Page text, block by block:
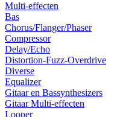
Multi-effecten
Bas
Chorus/Flanger/Phaser
Compressor
Delay/Echo
Distortion-Fuzz-Overdrive
Diverse
Equalizer
Gitaar en Bassynthesizers
Gitaar Multi-effecten
Looper